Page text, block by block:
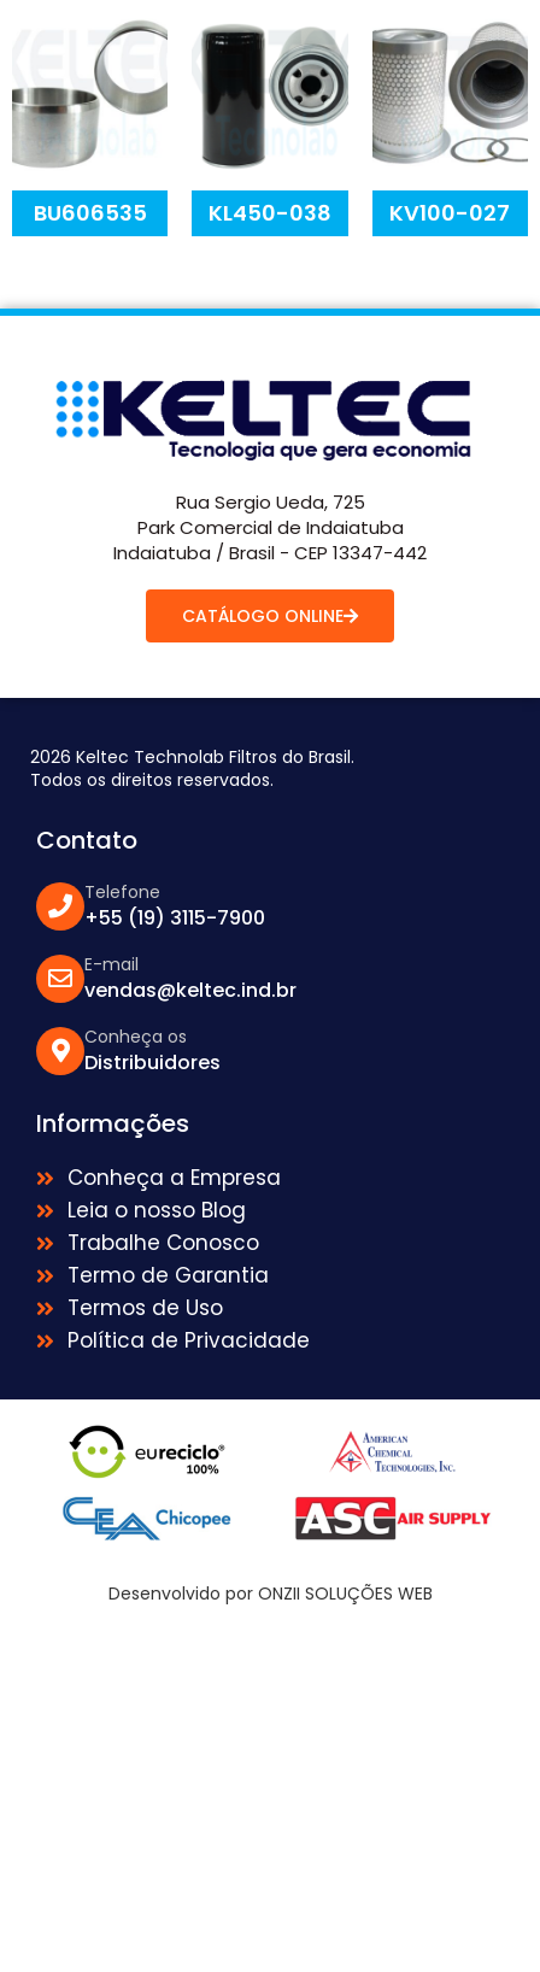
BU606535 KL450-038 KV100-027
Rua Sergio Ueda, 725
Park Comercial de Indaiatuba
Indaiatuba / Brasil - CEP 13347-442
CATÁLOGO ONLINE
2026 Keltec Technolab Filtros do Brasil.
Todos os direitos reservados.
Contato
Telefone
+55 (19) 3115-7900
E-mail
vendas@keltec.ind.br
Conheça os
Distribuidores
Informações
Conheça a Empresa
Leia o nosso Blog
Trabalhe Conosco
Termo de Garantia
Termos de Uso
Política de Privacidade
Desenvolvido por ONZII SOLUÇÕES WEB